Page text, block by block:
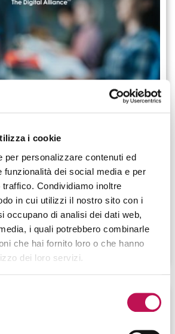
i cookie
per personalizzare contenuti ed
funzionalità dei social media e per
Condividiamo inoltre
in cui utilizzi il nostro sito con i
occupano di analisi dei dati web,
i quali potrebbero combinarle
che hai fornito loro o che hanno
dei loro servizi.
Developer e quali
è la figura che progetta, sviluppa
specializzato.